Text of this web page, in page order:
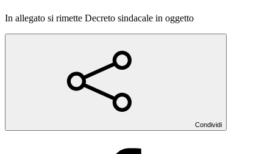
In allegato si rimette Decreto sindacale in oggetto
Condividi